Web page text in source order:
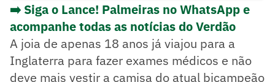
➡️ Siga o Lance! Palmeiras no WhatsApp e
acompanhe todas as notícias do Verdão
A joia de apenas 18 anos já viajou para a
Inglaterra para fazer exames médicos e não
deve mais vestir a camisa do atual bicampeão